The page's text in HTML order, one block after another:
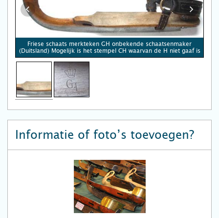
Friese schaats merkteken GH onbekende schaatsenmaker
(Duitsland) Mogelijk is het stempel CH waarvan de H niet gaaf is
Informatie of foto’s toevoegen?